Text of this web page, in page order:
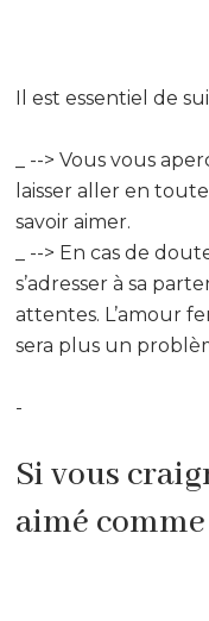
Il est essentiel de
_ --> Vous vous
laisser aller en
savoir aimer.
_ --> En cas de
s’adresser à sa
attentes. L’amour
sera plus un
-
Si vous
aimé